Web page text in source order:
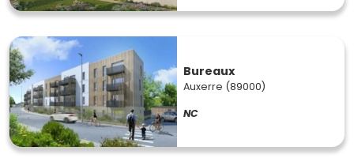
Bureaux
Auxerre (89000)
NC